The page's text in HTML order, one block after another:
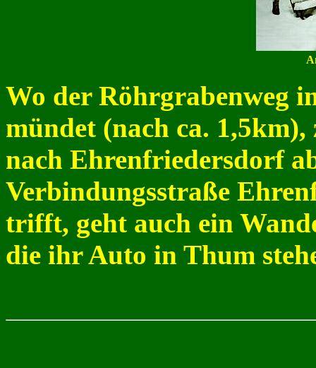
Wo der Röhrgrabenweg
mündet (nach ca.
nach Ehrenfriedersdorf
Verbindungsstraße
trifft, geht auch ein
die ihr Auto in Thum